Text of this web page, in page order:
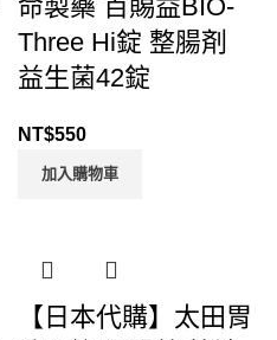
命製藥 百賜益BIO-
Three Hi錠 整腸剤
益生菌42錠
NT$550
加入購物車
【日本代購】太田胃